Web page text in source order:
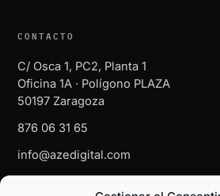
CONTACTO
C/ Osca 1, PC2, Planta 1
Oficina 1A · Polígono PLAZA
50197 Zaragoza
876 06 31 65
info@azedigital.com